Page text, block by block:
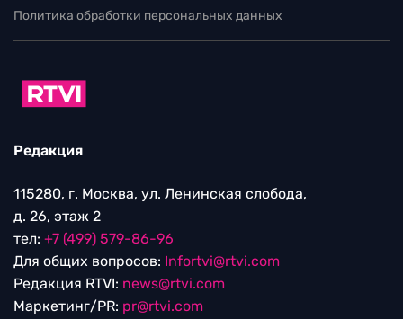
Политика обработки персональных данных
Редакция
115280, г. Москва, ул. Ленинская слобода,
д. 26, этаж 2
тел: +7 (499) 579-86-96
Для общих вопросов: Infortvi@rtvi.com
Редакция RTVI: news@rtvi.com
Маркетинг/PR: pr@rtvi.com